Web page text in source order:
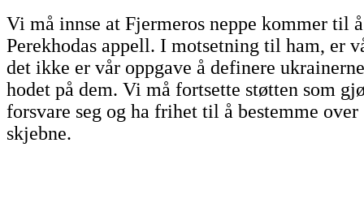
Vi må innse at Fjermeros neppe kommer til
Perekhodas appell. I motsetning til ham, er
det ikke er vår oppgave å definere
hodet på dem. Vi må fortsette støtten som
forsvare seg og ha frihet til å bestemme over
skjebne.